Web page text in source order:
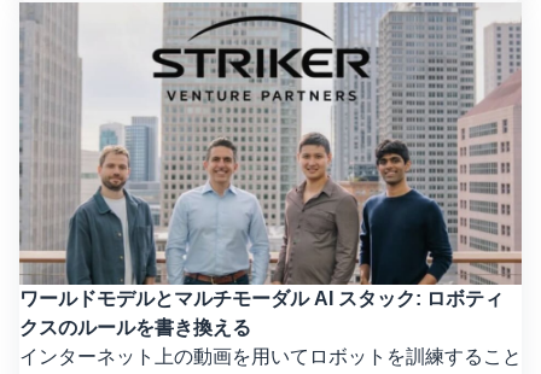
ワールドモデルとマルチモーダル AI スタック: ロボティ
クスのルールを書き換える
インターネット上の動画を用いてロボットを訓練すること